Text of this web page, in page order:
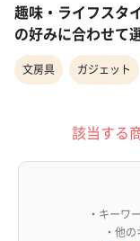
趣味・ライフスタ
の好みに合わせて
文房具 ガジェット
該当する
・キーワ
・他